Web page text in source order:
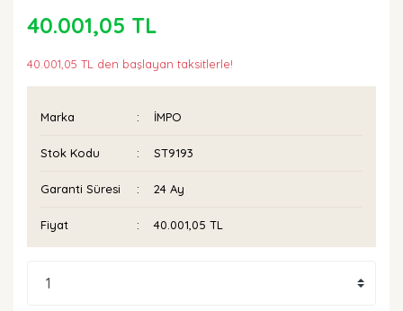
40.001,05 TL
40.001,05 TL den başlayan taksitlerle!
Marka İMPO
Stok Kodu ST9193
Garanti Süresi 24 Ay
Fiyat 40.001,05 TL